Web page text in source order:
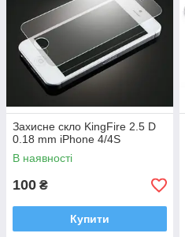
Захисне скло KingFire 2.5 D
0.18 mm iPhone 4/4S
В наявності
100 ₴
Купити